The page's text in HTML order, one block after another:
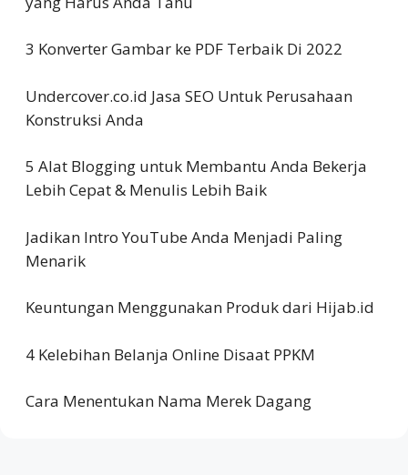
3 Konverter Gambar ke PDF Terbaik Di 2022
Undercover.co.id Jasa SEO Untuk Perusahaan
Konstruksi Anda
5 Alat Blogging untuk Membantu Anda Bekerja
Lebih Cepat & Menulis Lebih Baik
Jadikan Intro YouTube Anda Menjadi Paling
Menarik
Keuntungan Menggunakan Produk dari Hijab.id
4 Kelebihan Belanja Online Disaat PPKM
Cara Menentukan Nama Merek Dagang